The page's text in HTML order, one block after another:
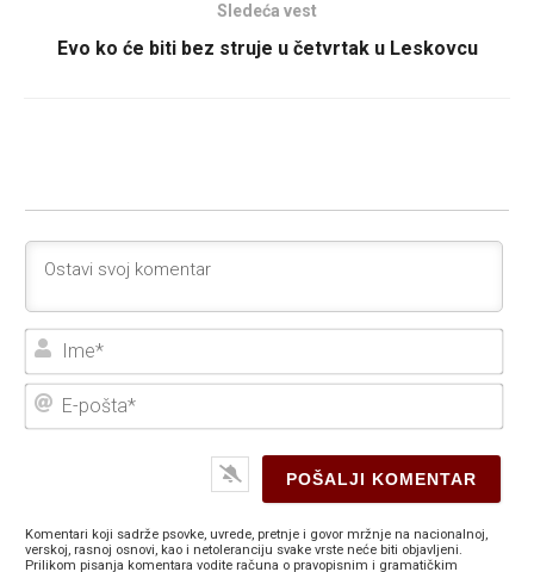
Sledeća vest
Evo ko će biti bez struje u četvrtak u Leskovcu
E-
Komentari koji sadrže psovke, uvrede, pretnje i govor mržnje na nacionalnoj,
verskoj, rasnoj osnovi, kao i netoleranciju svake vrste neće biti objavljeni.
Prilikom pisanja komentara vodite računa o pravopisnim i gramatičkim